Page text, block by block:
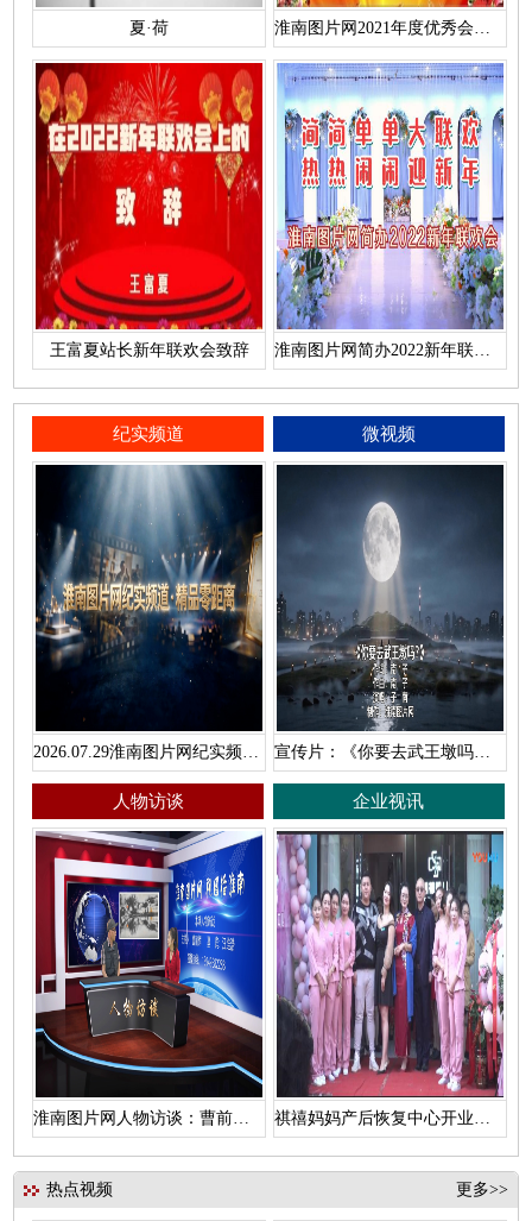
夏·荷 淮南图片网2021年度优秀会员名单
王富夏站长新年联欢会致辞 淮南图片网简办2022新年联欢会
纪实频道 微视频
宣传片：《你要去武王墩吗？》
人物访谈
淮南图片网人物访谈：曹前辉访汪维浩
企业视讯
祺禧妈妈产后恢复中心开业盛典
热点视频 更多>>